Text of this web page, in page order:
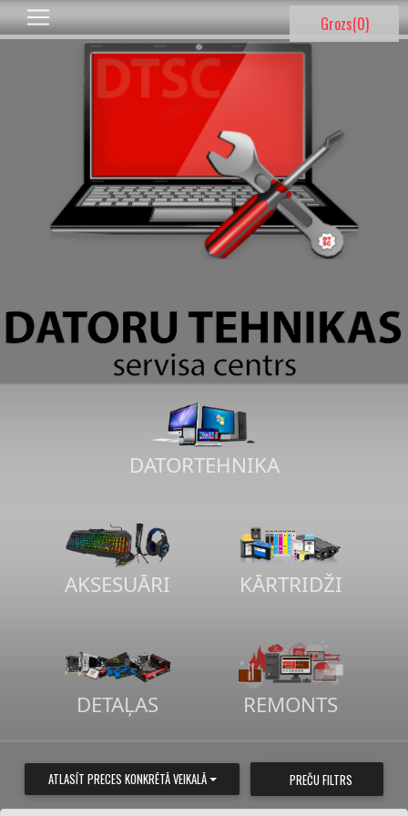
Grozs(0)
DATORTEHNIKA
AKSESUĀRI KĀRTRIDŽI
DETAĻAS REMONTS
ATLASĪT PRECES KONKRĒTĀ VEIKALĀ PREČU FILTRS